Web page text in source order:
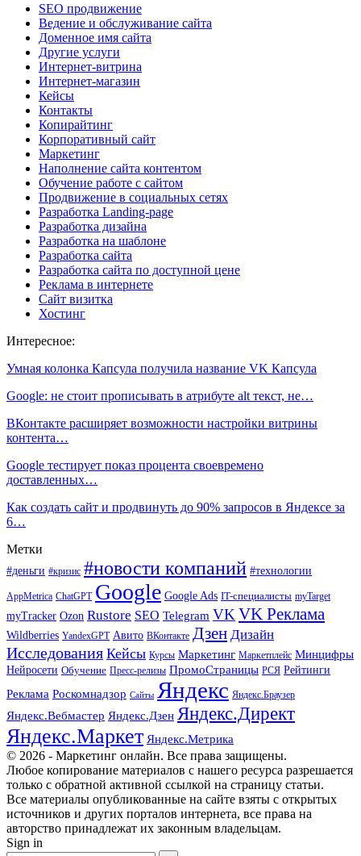
SEO продвижение
Ведение и обслуживание сайта
Доменное имя сайта
Другие услуги
Интернет-витрина
Интернет-магазин
Кейсы
Контакты
Копирайтинг
Корпоративный сайт
Маркетинг
Наполнение сайта контентом
Обучение работе с сайтом
Продвижение в социальных сетях
Разработка Landing-page
Разработка дизайна
Разработка на шаблоне
Разработка сайта
Разработка сайта по доступной цене
Реклама в интернете
Сайт визитка
Хостинг
Интересное:
Умная колонка Капсула получила название VK Капсула
Google: не стоит прописывать в атрибуте alt текст, не…
ВКонтакте расширяет возможности настройки витрины
контента…
Google тестирует показ процента своевремено
доставленных…
Как создать сайт и продвинуть до 90% запросов в Яндексе за
6…
Метки
#деньги #кризис #новости компаний #технологии
AppMetrica ChatGPT Google Google Ads IT-специалисты myTarget
myTracker Ozon Rustore SEO Telegram VK VK Реклама
Wildberries YandexGPT Авито ВКонтакте Дзен Дизайн
Исследования Кейсы Курсы Маркетинг Маркетплейс Минцифры
Нейросети Обучение Пресс-релизы ПромоСтраницы РСЯ Рейтинги
Реклама Роскомнадзор Сайты Яндекс Яндекс.Браузер
Яндекс.Вебмастер Яндекс.Дзен Яндекс.Директ
Яндекс.Маркет Яндекс.Метрика
© 2026 - Маркетинг онлайн. Все права защищены.
Любое копирование материалов с нашего ресурса разрешается
только с обратной активной ссылкой на страницу статьи.
Все материалы опубликованные на сайте взяты с открытых
источников и других порталов интернета, все права на
авторство принадлежат их законным владельцам.
Sign in